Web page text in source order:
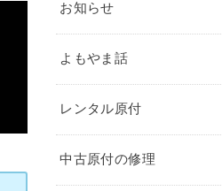
お知らせ
よもやま話
レンタル原付
中古原付の修理